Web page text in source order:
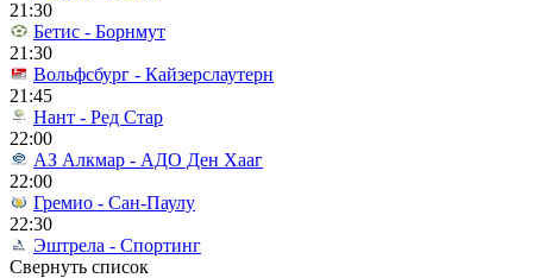
21:30
Бетис - Борнмут
21:30
Вольфсбург - Кайзерслаутерн
21:45
Нант - Ред Стар
22:00
АЗ Алкмар - АДО Ден Хааг
22:00
Гремио - Сан-Паулу
22:30
Эштрела - Спортинг
Свернуть список